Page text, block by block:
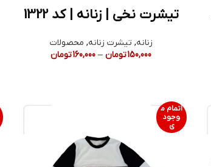
تیشرت نخی | زنانه | کد 1322
زنانه, تیشرت زنانه, محصولات
150,000تومان –
160,000تومان
اتمام م
وجود
ی